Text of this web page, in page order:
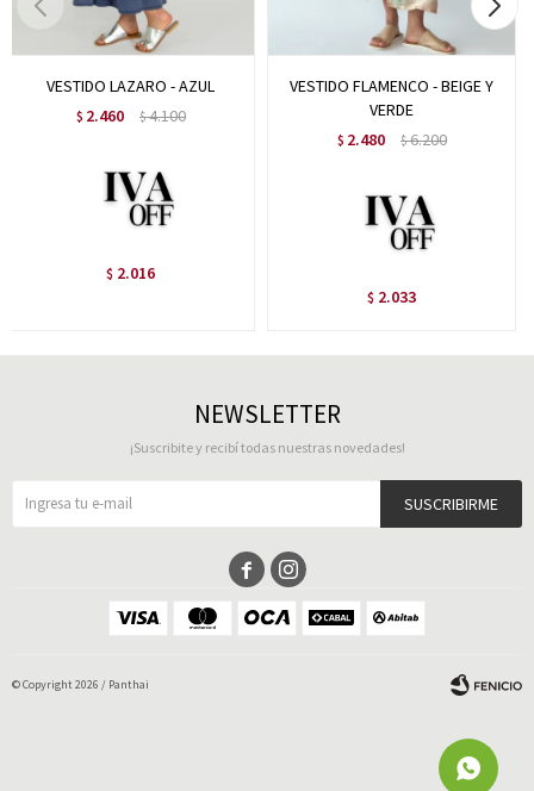
VESTIDO LAZARO - AZUL
$ 2.460 $4.100
$ 2.016
VESTIDO FLAMENCO - BEIGE Y
VERDE
$ 2.480 $6.200
$ 2.033
NEWSLETTER
¡Suscribite y recibí todas nuestras novedades!
SUSCRIBIRME
 
© Copyright 2026 / Panthai